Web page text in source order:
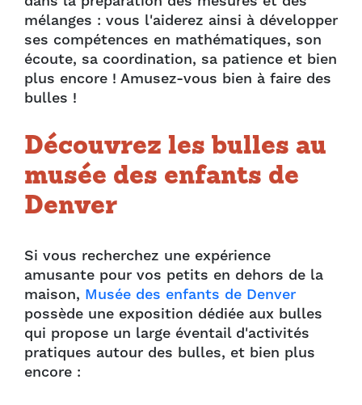
mélanges : vous l'aiderez ainsi à développer
ses compétences en mathématiques, son
écoute, sa coordination, sa patience et bien
plus encore ! Amusez-vous bien à faire des
bulles !
Découvrez les bulles au
musée des enfants de
Denver
Si vous recherchez une expérience
amusante pour vos petits en dehors de la
maison, Musée des enfants de Denver
possède une exposition dédiée aux bulles
qui propose un large éventail d'activités
pratiques autour des bulles, et bien plus
encore :